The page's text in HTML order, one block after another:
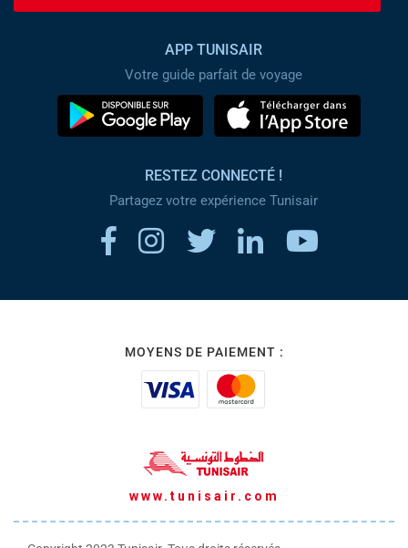
APP TUNISAIR
Votre guide parfait de voyage
RESTEZ CONNECTÉ !
Partagez votre expérience Tunisair
MOYENS DE PAIEMENT :
www.tunisair.com